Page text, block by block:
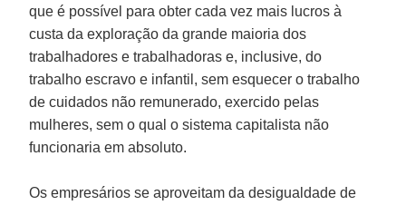
que é possível para obter cada vez mais lucros à
custa da exploração da grande maioria dos
trabalhadores e trabalhadoras e, inclusive, do
trabalho escravo e infantil, sem esquecer o trabalho
de cuidados não remunerado, exercido pelas
mulheres, sem o qual o sistema capitalista não
funcionaria em absoluto.
Os empresários se aproveitam da desigualdade de